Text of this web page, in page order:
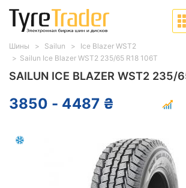
SAILUN ICE BLAZER WST2 235/
3850 - 4487 ₴
Шины Sailun
Ice Blazer WST2
Sailun Ice Blazer WST2 235/65 R18 106T